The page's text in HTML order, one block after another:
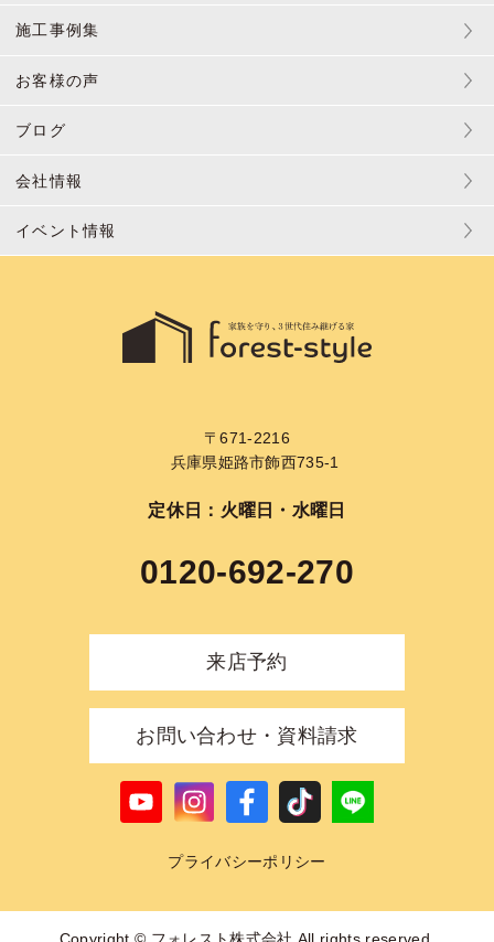
施工事例集
お客様の声
ブログ
会社情報
イベント情報
〒671-2216
兵庫県姫路市飾西735-1
定休日：火曜日・水曜日
0120-692-270
来店予約
お問い合わせ・資料請求
プライバシーポリシー